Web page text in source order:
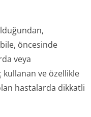
öncesinde
veya
ve özellikle
hastalarda dikkatli